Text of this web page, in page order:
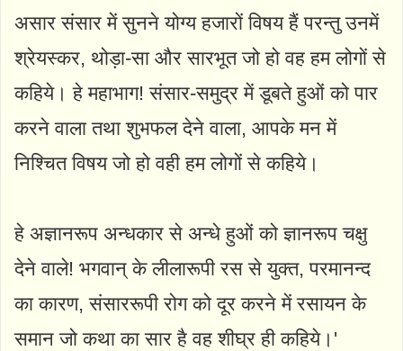
असार संसार में सुनने योग्य हजारों विषय हैं परन्तु उनमें
श्रेयस्कर, थोड़ा-सा और सारभूत जो हो वह हम लोगों से
कहिये। हे महाभाग! संसार-समुद्र में डूबते हुओं को पार
करने वाला तथा शुभफल देने वाला, आपके मन में
निश्चित विषय जो हो वही हम लोगों से कहिये।
हे अज्ञानरूप अन्धकार से अन्धे हुओं को ज्ञानरूप चक्षु
देने वाले! भगवान् के लीलारूपी रस से युक्त, परमानन्द
का कारण, संसाररूपी रोग को दूर करने में रसायन के
समान जो कथा का सार है वह शीघ्र ही कहिये।'